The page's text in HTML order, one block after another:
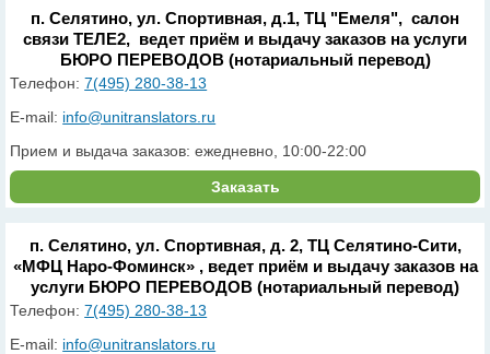
п. Селятино, ул. Спортивная, д.1, ТЦ "Емеля", салон
связи ТЕЛЕ2, ведет приём и выдачу заказов на услуги
БЮРО ПЕРЕВОДОВ (нотариальный перевод)
Телефон:7(495) 280-38-13
E-mail: info@unitranslators.ru
Прием и выдача заказов: ежедневно, 10:00-22:00
Заказать
п. Селятино, ул. Спортивная, д. 2, ТЦ Селятино-Сити,
«МФЦ Наро-Фоминск» , ведет приём и выдачу заказов на
услуги БЮРО ПЕРЕВОДОВ (нотариальный перевод)
Телефон:7(495) 280-38-13
E-mail: info@unitranslators.ru